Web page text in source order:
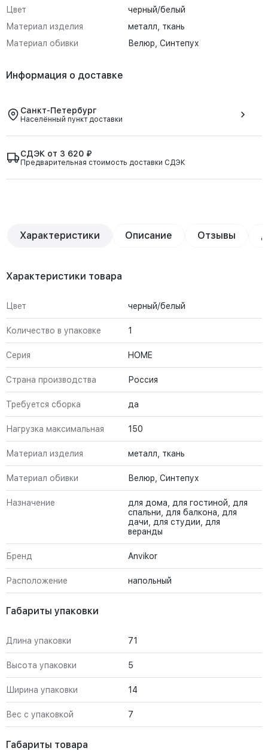
Цвет
черный/белый
Материал изделия
металл, ткань
Материал обивки
Велюр, Синтепух
Информация о доставке
Санкт-Петербург
Населённый пункт доставки
СДЭК от 3 620 ₽
Предварительная стоимость доставки СДЭК
Характеристики Описание Отзывы
Характеристики товара
Цвет черный/белый
Количество в упаковке 1
Серия HOME
Страна производства Россия
Требуется сборка да
Нагрузка максимальная 150
Материал изделия металл, ткань
Материал обивки Велюр, Синтепух
Назначение
для дома, для гостиной, для
спальни, для балкона, для
дачи, для студии, для
веранды
Бренд Anvikor
Расположение напольный
Габариты упаковки
Длина упаковки 71
Высота упаковки 5
Ширина упаковки 14
Вес с упаковкой 7
Габариты товара